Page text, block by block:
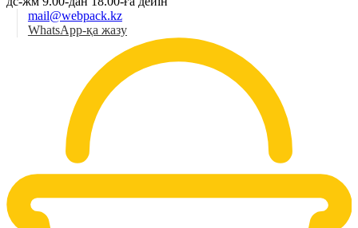
mail@webpack.kz
WhatsApp-қа жазу